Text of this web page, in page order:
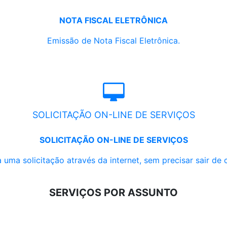
NOTA FISCAL ELETRÔNICA
Emissão de Nota Fiscal Eletrônica.
SOLICITAÇÃO ON-LINE DE SERVIÇOS
SOLICITAÇÃO ON-LINE DE SERVIÇOS
uma solicitação através da internet, sem precisar sair de
SERVIÇOS POR ASSUNTO